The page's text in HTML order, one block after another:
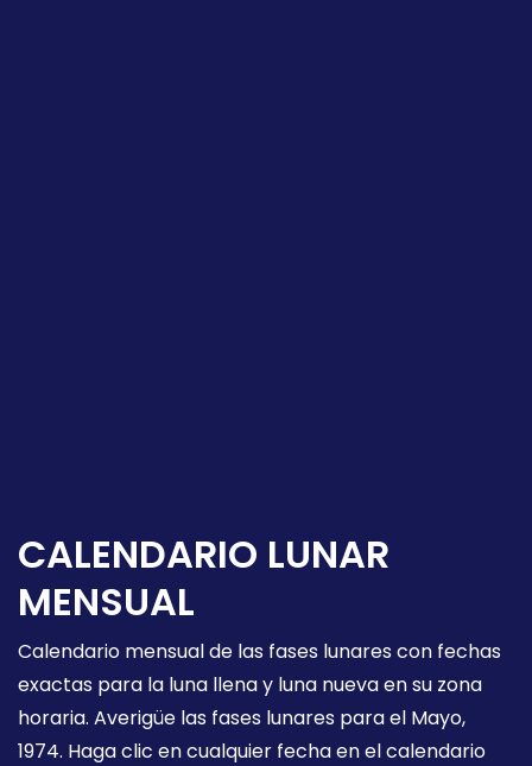
CALENDARIO LUNAR
MENSUAL
Calendario mensual de las fases lunares con fechas
exactas para la luna llena y luna nueva en su zona
horaria. Averigüe las fases lunares para el Mayo,
1974. Haga clic en cualquier fecha en el calendario